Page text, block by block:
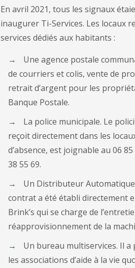
En avril 2021, tous les signaux
inaugurer Ti-Services. Les locaux
services dédiés aux habitants :
Une agence postale
de courriers et colis, vente de
retrait d’argent pour les
Banque Postale.
La police municipale. Le
reçoit directement dans les
d’absence, est joignable au 06
38 55 69.
Un Distributeur
contrat a été établi directement
Brink’s qui se charge de
réapprovisionnement de la
Un bureau multiservices. Il a
les associations d’aide à la vie